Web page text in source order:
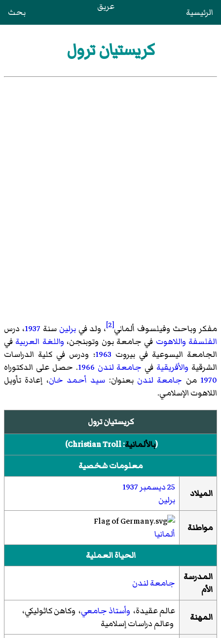
الرئيسية عريق بحث
كريستيان ترول
مفكر وباحث وفيلسوف ألماني[2] ، ولد فيبرلين سنة 1937، درس
الفلسفة واللاهوت في جامعة بون وتوبنجن، واللغة العربية في
الجامعة اليسوعية في بيروت 1963؛ ودرس في كلية الدراسات
الشرقية والأفريقية في جامعة لندن 1966. حصل على الدكتوراه
1970 من جامعة لندن بعنوان: سيد أحمد خان، إعادة تأويل
اللاهوت الإسلامي.
كريستيان ترول
(بالألمانية:
Christian Troll
)‏
معلومات شخصية
الميلاد 25 ديسمبر
1937
برلين
مواطنة
ألمانيا
الحياة العملية
المدرسة
الأم
جامعة لندن
المهنة عالم عقيدة، وأستاذ جامعي، وكاهن كاثوليكي،
وعالم دراسات إسلامية